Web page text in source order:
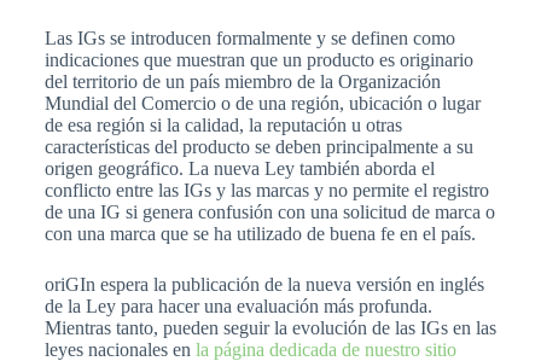
Las IGs se introducen formalmente y se definen como
indicaciones que muestran que un producto es originario
del territorio de un país miembro de la Organización
Mundial del Comercio o de una región, ubicación o lugar
de esa región si la calidad, la reputación u otras
características del producto se deben principalmente a su
origen geográfico. La nueva Ley también aborda el
conflicto entre las IGs y las marcas y no permite el registro
de una IG si genera confusión con una solicitud de marca o
con una marca que se ha utilizado de buena fe en el país.
oriGIn espera la publicación de la nueva versión en inglés
de la Ley para hacer una evaluación más profunda.
Mientras tanto, pueden seguir la evolución de las IGs en las
leyes nacionales en la página dedicada de nuestro sitio